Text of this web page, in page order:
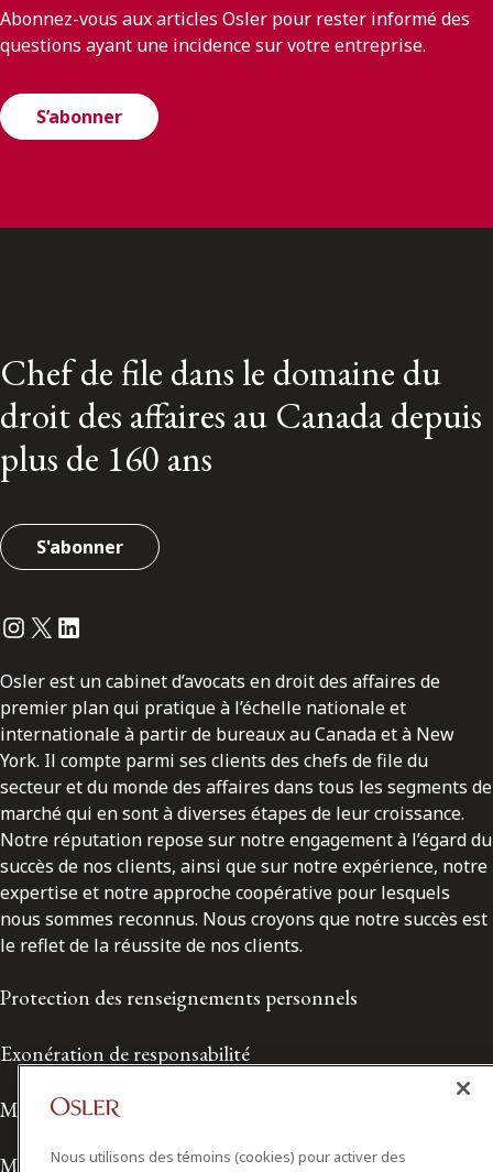
Abonnez-vous aux articles Osler pour rester informé des
questions ayant une incidence sur votre entreprise.
S’abonner
Chef de file dans le domaine du
droit des affaires au Canada depuis
plus de 160 ans
S'abonner
Instagram
Twitter
LinkedIn
Osler est un cabinet d’avocats en droit des affaires de
premier plan qui pratique à l’échelle nationale et
internationale à partir de bureaux au Canada et à New
York. Il compte parmi ses clients des chefs de file du
secteur et du monde des affaires dans tous les segments de
marché qui en sont à diverses étapes de leur croissance.
Notre réputation repose sur notre engagement à l’égard du
succès de nos clients, ainsi que sur notre expérience, notre
expertise et notre approche coopérative pour lesquels
nous sommes reconnus. Nous croyons que notre succès est
le reflet de la réussite de nos clients.
Protection des renseignements personnels
Exonération de responsabilité
Modalités de prestation de services
Modalités d'utilisation
Nous utilisons des témoins (cookies) pour activer des